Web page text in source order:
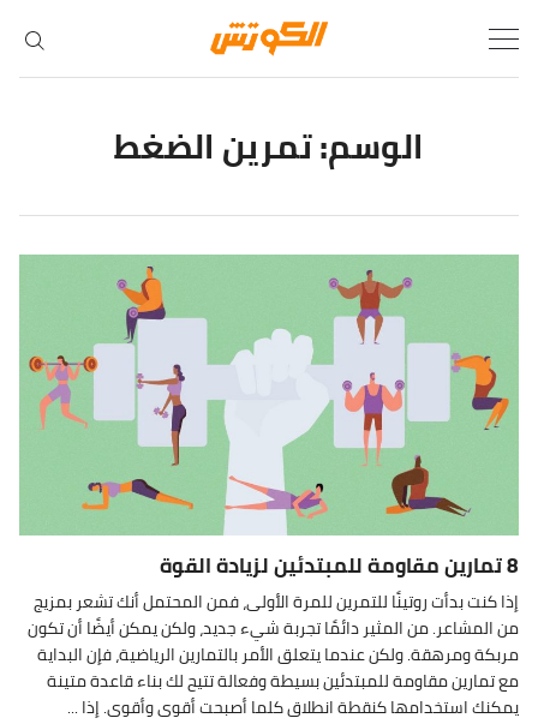
الوسم:تمرين الضغط
8 تمارين مقاومة للمبتدئين لزيادة القوة
إذا كنت بدأت روتينًا للتمرين للمرة الأولى، فمن المحتمل أنك تشعر بمزيج
من المشاعر. من المثير دائمًا تجربة شيء جديد، ولكن يمكن أيضًا أن تكون
مربكة ومرهقة. ولكن عندما يتعلق الأمر بالتمارين الرياضية، فإن البداية
مع تمارين مقاومة للمبتدئين بسيطة وفعالة تتيح لك بناء قاعدة متينة
يمكنك استخدامها كنقطة انطلاق كلما أصبحت أقوى وأقوى. إذا ...